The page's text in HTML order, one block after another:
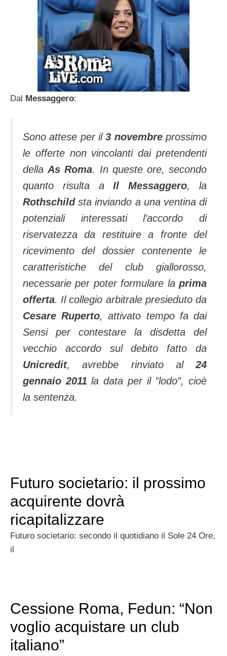
Dal Messaggero:
Sono attese per il3 novembreprossimo
le offerte non vincolanti dai pretendenti
dellaAs Roma. In queste ore, secondo
quanto risulta aIl Messaggero, la
Rothschildsta inviando a una ventina di
potenziali interessati l’accordo di
riservatezza da restituire a fronte del
ricevimento del dossier contenente le
caratteristiche del club giallorosso,
necessarie per poter formulare la prima
offerta. Il collegio arbitrale presieduto da
Cesare Ruperto, attivato tempo fa dai
Sensi per contestare la disdetta del
vecchio accordo sul debito fatto da
Unicredit, avrebbe rinviato al 24
gennaio 2011 la data per il ”lodo”, cioè
la sentenza.
Futuro societario: il prossimo
acquirente dovrà
ricapitalizzare
Futuro societario: secondo il quotidiano il Sole 24 Ore,
il
Cessione Roma, Fedun: “Non
voglio acquistare un club
italiano”